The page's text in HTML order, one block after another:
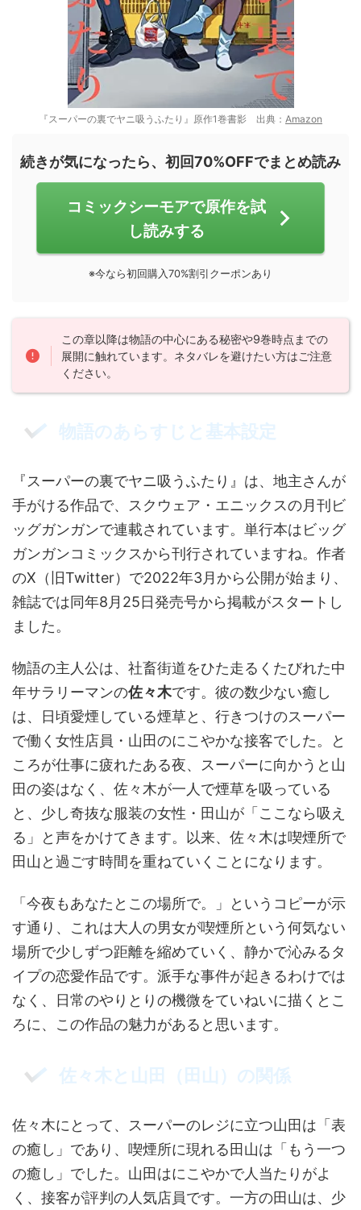
『スーパーの裏でヤニ吸うふたり』原作1巻書影 出典： Amazon
続きが気になったら、初回70%OFFでまとめ読み
コミックシーモアで原作を試
し読みする
※今なら初回購入70%割引クーポンあり
この章以降は物語の中心にある秘密や9巻時点までの
展開に触れています。ネタバレを避けたい方はご注意
ください。
物語のあらすじと基本設定
『スーパーの裏でヤニ吸うふたり』は、地主さんが
手がける作品で、スクウェア・エニックスの月刊ビ
ッグガンガンで連載されています。単行本はビッグ
ガンガンコミックスから刊行されていますね。作者
のX（旧Twitter）で2022年3月から公開が始まり、
雑誌では同年8月25日発売号から掲載がスタートし
ました。
物語の主人公は、社畜街道をひた走るくたびれた中
年サラリーマンの佐々木です。彼の数少ない癒し
は、日頃愛煙している煙草と、行きつけのスーパー
で働く女性店員・山田のにこやかな接客でした。と
ころが仕事に疲れたある夜、スーパーに向かうと山
田の姿はなく、佐々木が一人で煙草を吸っている
と、少し奇抜な服装の女性・田山が「ここなら吸え
る」と声をかけてきます。以来、佐々木は喫煙所で
田山と過ごす時間を重ねていくことになります。
「今夜もあなたとこの場所で。」というコピーが示
す通り、これは大人の男女が喫煙所という何気ない
場所で少しずつ距離を縮めていく、静かで沁みるタ
イプの恋愛作品です。派手な事件が起きるわけでは
なく、日常のやりとりの機微をていねいに描くとこ
ろに、この作品の魅力があると思います。
佐々木と山田（田山）の関係
佐々木にとって、スーパーのレジに立つ山田は「表
の癒し」であり、喫煙所に現れる田山は「もう一つ
の癒し」でした。山田はにこやかで人当たりがよ
く、接客が評判の人気店員です。一方の田山は、少